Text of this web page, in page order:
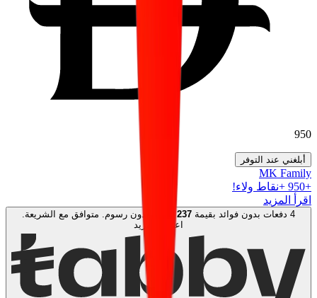
950
أبلغني عند التوفر
MK Family
+
950 +نقاط ولاء!
اقرأ المزيد
4 دفعات بدون فوائد بقيمة 237
. بدون رسوم. متوافق مع الشريعة.
اعرف المزيد